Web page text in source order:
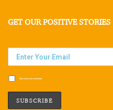
GET OUR POSITIVE STORIES
Subscribe to our newsletter